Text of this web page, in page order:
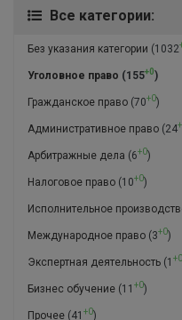
Все категории:
Без указания категории (1032
Уголовное право (155+0)
Гражданское право (70+0)
Административное право (24
Арбитражные дела (6+0)
Налоговое право (10+0)
Исполнительное
Международное право (3+0)
Экспертная деятельность (1 +0
Бизнес обучение (11 +0)
Прочее (41 +0)